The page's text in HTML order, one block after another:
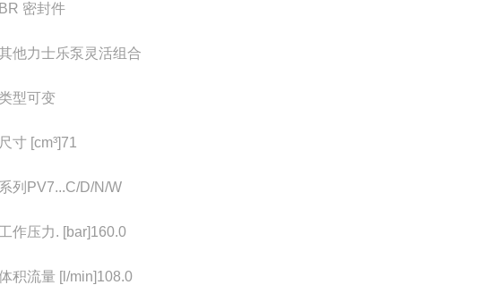
密封件
他力士乐泵灵活组合
型可变
寸 [cm³]71
列 PV7...C/D/N/W
作压力. [bar]160.0
积流量 [l/min]108.0